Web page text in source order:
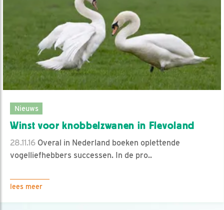
Nieuws
Winst voor knobbelzwanen in Flevoland
28.11.16 Overal in Nederland boeken oplettende
vogelliefhebbers successen. In de pro..
lees meer